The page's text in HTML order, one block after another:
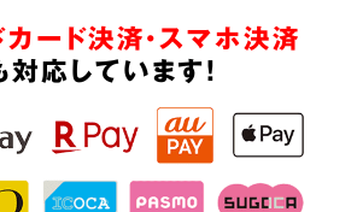
ード決済・スマホ決済
対応しています!